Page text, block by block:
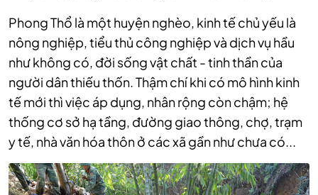
Phong Thổ là một huyện nghèo, kinh tế chủ yếu là
nông nghiệp, tiểu thủ công nghiệp và dịch vụ hầu
như không có, đời sống vật chất - tinh thần của
người dân thiếu thốn. Thậm chí khi có mô hình kinh
tế mới thì việc áp dụng, nhân rộng còn chậm; hệ
thống cơ sở hạ tầng, đường giao thông, chợ, trạm
y tế, nhà văn hóa thôn ở các xã gần như chưa có...